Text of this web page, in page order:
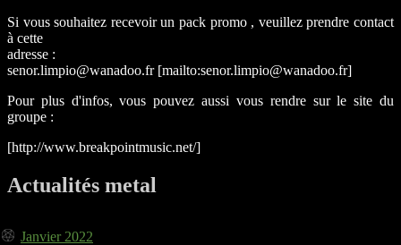
Si vous souhaitez recevoir un pack promo , veuillez prendre contact
à cette
adresse :
senor.limpio@wanadoo.fr [mailto:senor.limpio@wanadoo.fr]
Pour plus d'infos, vous pouvez aussi vous rendre sur le site du
groupe :
[http://www.breakpointmusic.net/]
Actualités metal
Janvier 2022